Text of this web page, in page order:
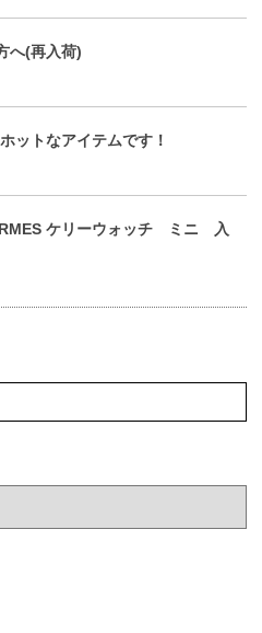
へ(再入荷)
ットなアイテムです！
ケリーウォッチ ミニ 入